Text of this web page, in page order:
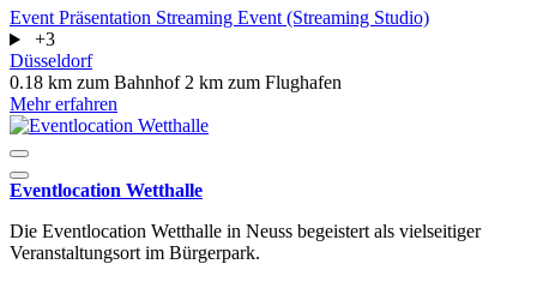
Event Präsentation Streaming Event (Streaming Studio)
+3
Düsseldorf
0.18 km zum Bahnhof 2 km zum Flughafen
Mehr erfahren
Eventlocation Wetthalle
Die Eventlocation Wetthalle in Neuss begeistert als vielseitiger
Veranstaltungsort im Bürgerpark.